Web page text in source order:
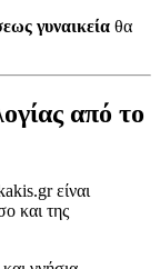
γυναικεία θα
από το
είναι
και της